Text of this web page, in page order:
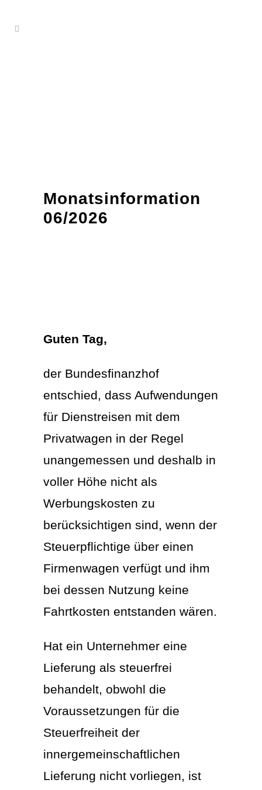
Monatsinformation
06/2026
Guten Tag,
der Bundesfinanzhof
entschied, dass Aufwendungen
für Dienstreisen mit dem
Privatwagen in der Regel
unangemessen und deshalb in
voller Höhe nicht als
Werbungskosten zu
berücksichtigen sind, wenn der
Steuerpflichtige über einen
Firmenwagen verfügt und ihm
bei dessen Nutzung keine
Fahrtkosten entstanden wären.
Hat ein Unternehmer eine
Lieferung als steuerfrei
behandelt, obwohl die
Voraussetzungen für die
Steuerfreiheit der
innergemeinschaftlichen
Lieferung nicht vorliegen, ist